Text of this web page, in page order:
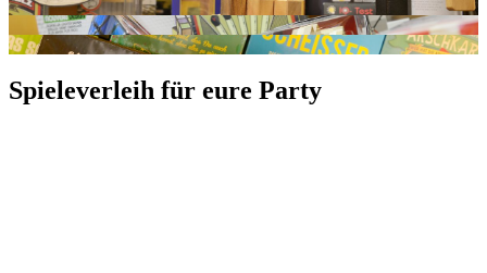
Spieleverleih für eure Party